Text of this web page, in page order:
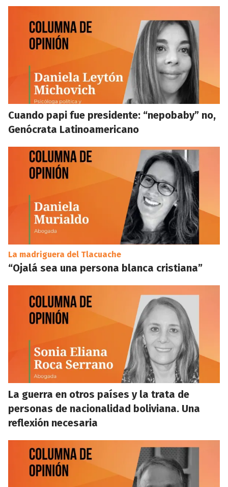
Cuando papi fue presidente: “nepobaby” no,
Genócrata Latinoamericano
La madriguera del Tlacuache
“Ojalá sea una persona blanca cristiana”
La guerra en otros países y la trata de
personas de nacionalidad boliviana. Una
reflexión necesaria